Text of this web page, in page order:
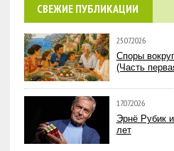
СВЕЖИЕ ПУБЛИКАЦИИ
25.07.2026
Споры
(Часть
17.07.2026
Эрнё Рубик
лет